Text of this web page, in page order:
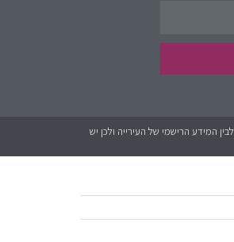
כל המידע אשר מופיע באתר Beer7.co.il הוא בגדר המלצה בלבד. לאתר אין קשר לגורמים מטעם עיריית באר שבע או האתרים הרישמים. יכול להיות שישנם שינויים בין המידע שמופיע באתר Beer7.co.il לבין המידע הרישמי של העירייה ולכן יש